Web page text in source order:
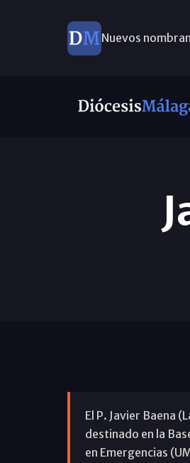
Nuevos
El P. Javier Baena
destinado en la
en Emergencias